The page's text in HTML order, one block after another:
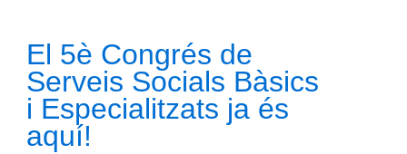
El 5è Congrés de
Serveis Socials Bàsics
i Especialitzats ja és
aquí!